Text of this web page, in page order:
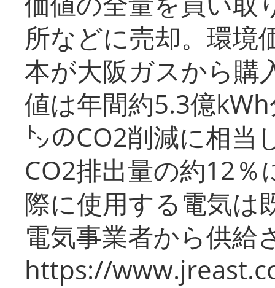
所などに売却。環境
本が大阪ガスから購
値は年間約5.3億
㌧のCO2削減に相当
CO2排出量の約12％
際に使用する電気は
電気事業者から供給
https://